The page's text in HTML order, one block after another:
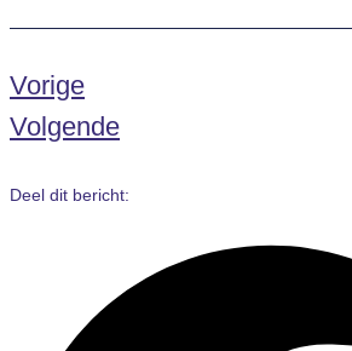
Vorige
Volgende
Deel dit bericht: